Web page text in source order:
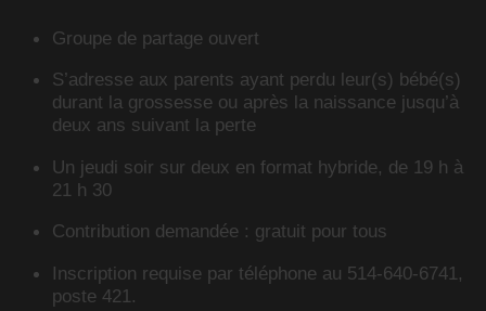
Groupe de partage ouvert
S’adresse aux parents ayant perdu leur(s) bébé(s)
durant la grossesse ou après la naissance jusqu’à
deux ans suivant la perte
Un jeudi soir sur deux en format hybride, de 19 h à
21 h 30
Contribution demandée : gratuit pour tous
Inscription requise par téléphone au 514-640-6741,
poste 421.